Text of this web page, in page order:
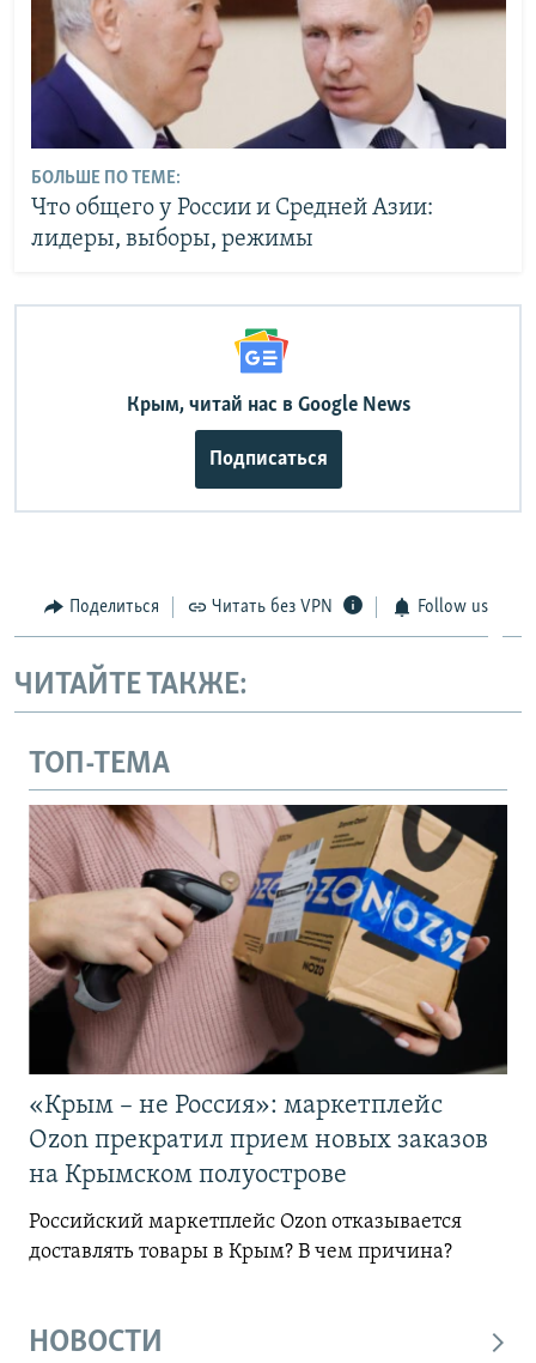
БОЛЬШЕ ПО ТЕМЕ:
Что общего у России и Средней Азии:
лидеры, выборы, режимы
Крым, читай нас в Google News
Подписаться
Поделиться Читать без VPN Follow us
ЧИТАЙТЕ ТАКЖЕ:
ТОП-ТЕМА
«Крым – не Россия»: маркетплейс
Ozon прекратил прием новых заказов
на Крымском полуострове
Российский маркетплейс Ozon отказывается
доставлять товары в Крым? В чем причина?
НОВОСТИ